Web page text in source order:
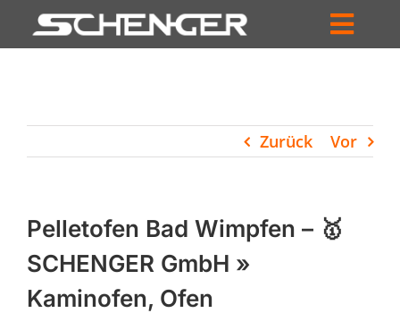
Inhalt
HÄNDLERSUCHE
UNTERNEHMEN
PROFIL
Zurück Vor
Pelletofen Bad Wimpfen – 🥇
SCHENGER GmbH »
Kaminofen, Ofen